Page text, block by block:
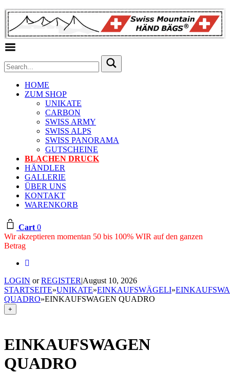
HOME
ZUM SHOP
UNIKATE
CARBON
SWISS ARMY
SWISS ALPS
SWISS PANORAMA
GUTSCHEINE
BLACHEN DRUCK
HÄNDLER
GALLERIE
ÜBER UNS
KONTAKT
WARENKORB
Cart 0
Wir akzeptieren momentan 50 bis 100% WIR auf den ganzen
Betrag
LOGIN orREGISTER|August 10, 2026
STARTSEITE»UNIKATE»EINKAUFSWÄGELI»
QUADRO»EINKAUFSWAGEN QUADRO
+
EINKAUFSWAGEN
QUADRO